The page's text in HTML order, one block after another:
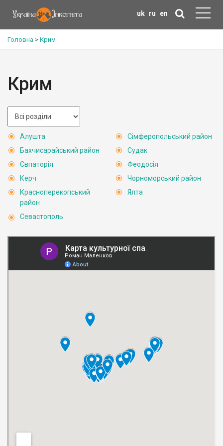
uk ru en
Головна > Крим
Крим
Алушта
Бахчисарайський район
Євпаторія
Керч
Красноперекопський
район
Севастополь
Сімферопольський район
Судак
Феодосія
Чорноморський район
Ялта